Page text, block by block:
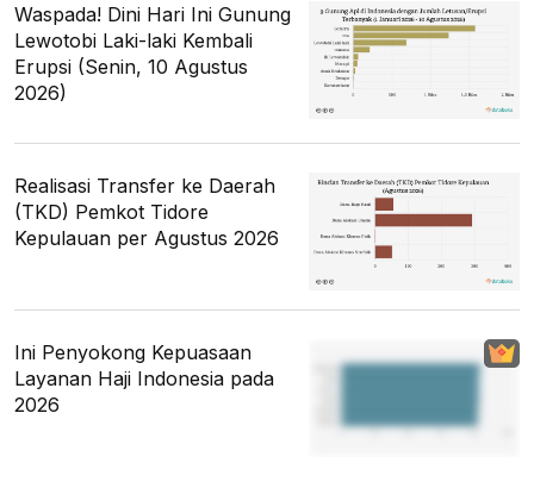
Waspada! Dini Hari Ini Gunung
Lewotobi Laki-laki Kembali
Erupsi (Senin, 10 Agustus
2026)
Realisasi Transfer ke Daerah
(TKD) Pemkot Tidore
Kepulauan per Agustus 2026
Ini Penyokong Kepuasaan
Layanan Haji Indonesia pada
2026